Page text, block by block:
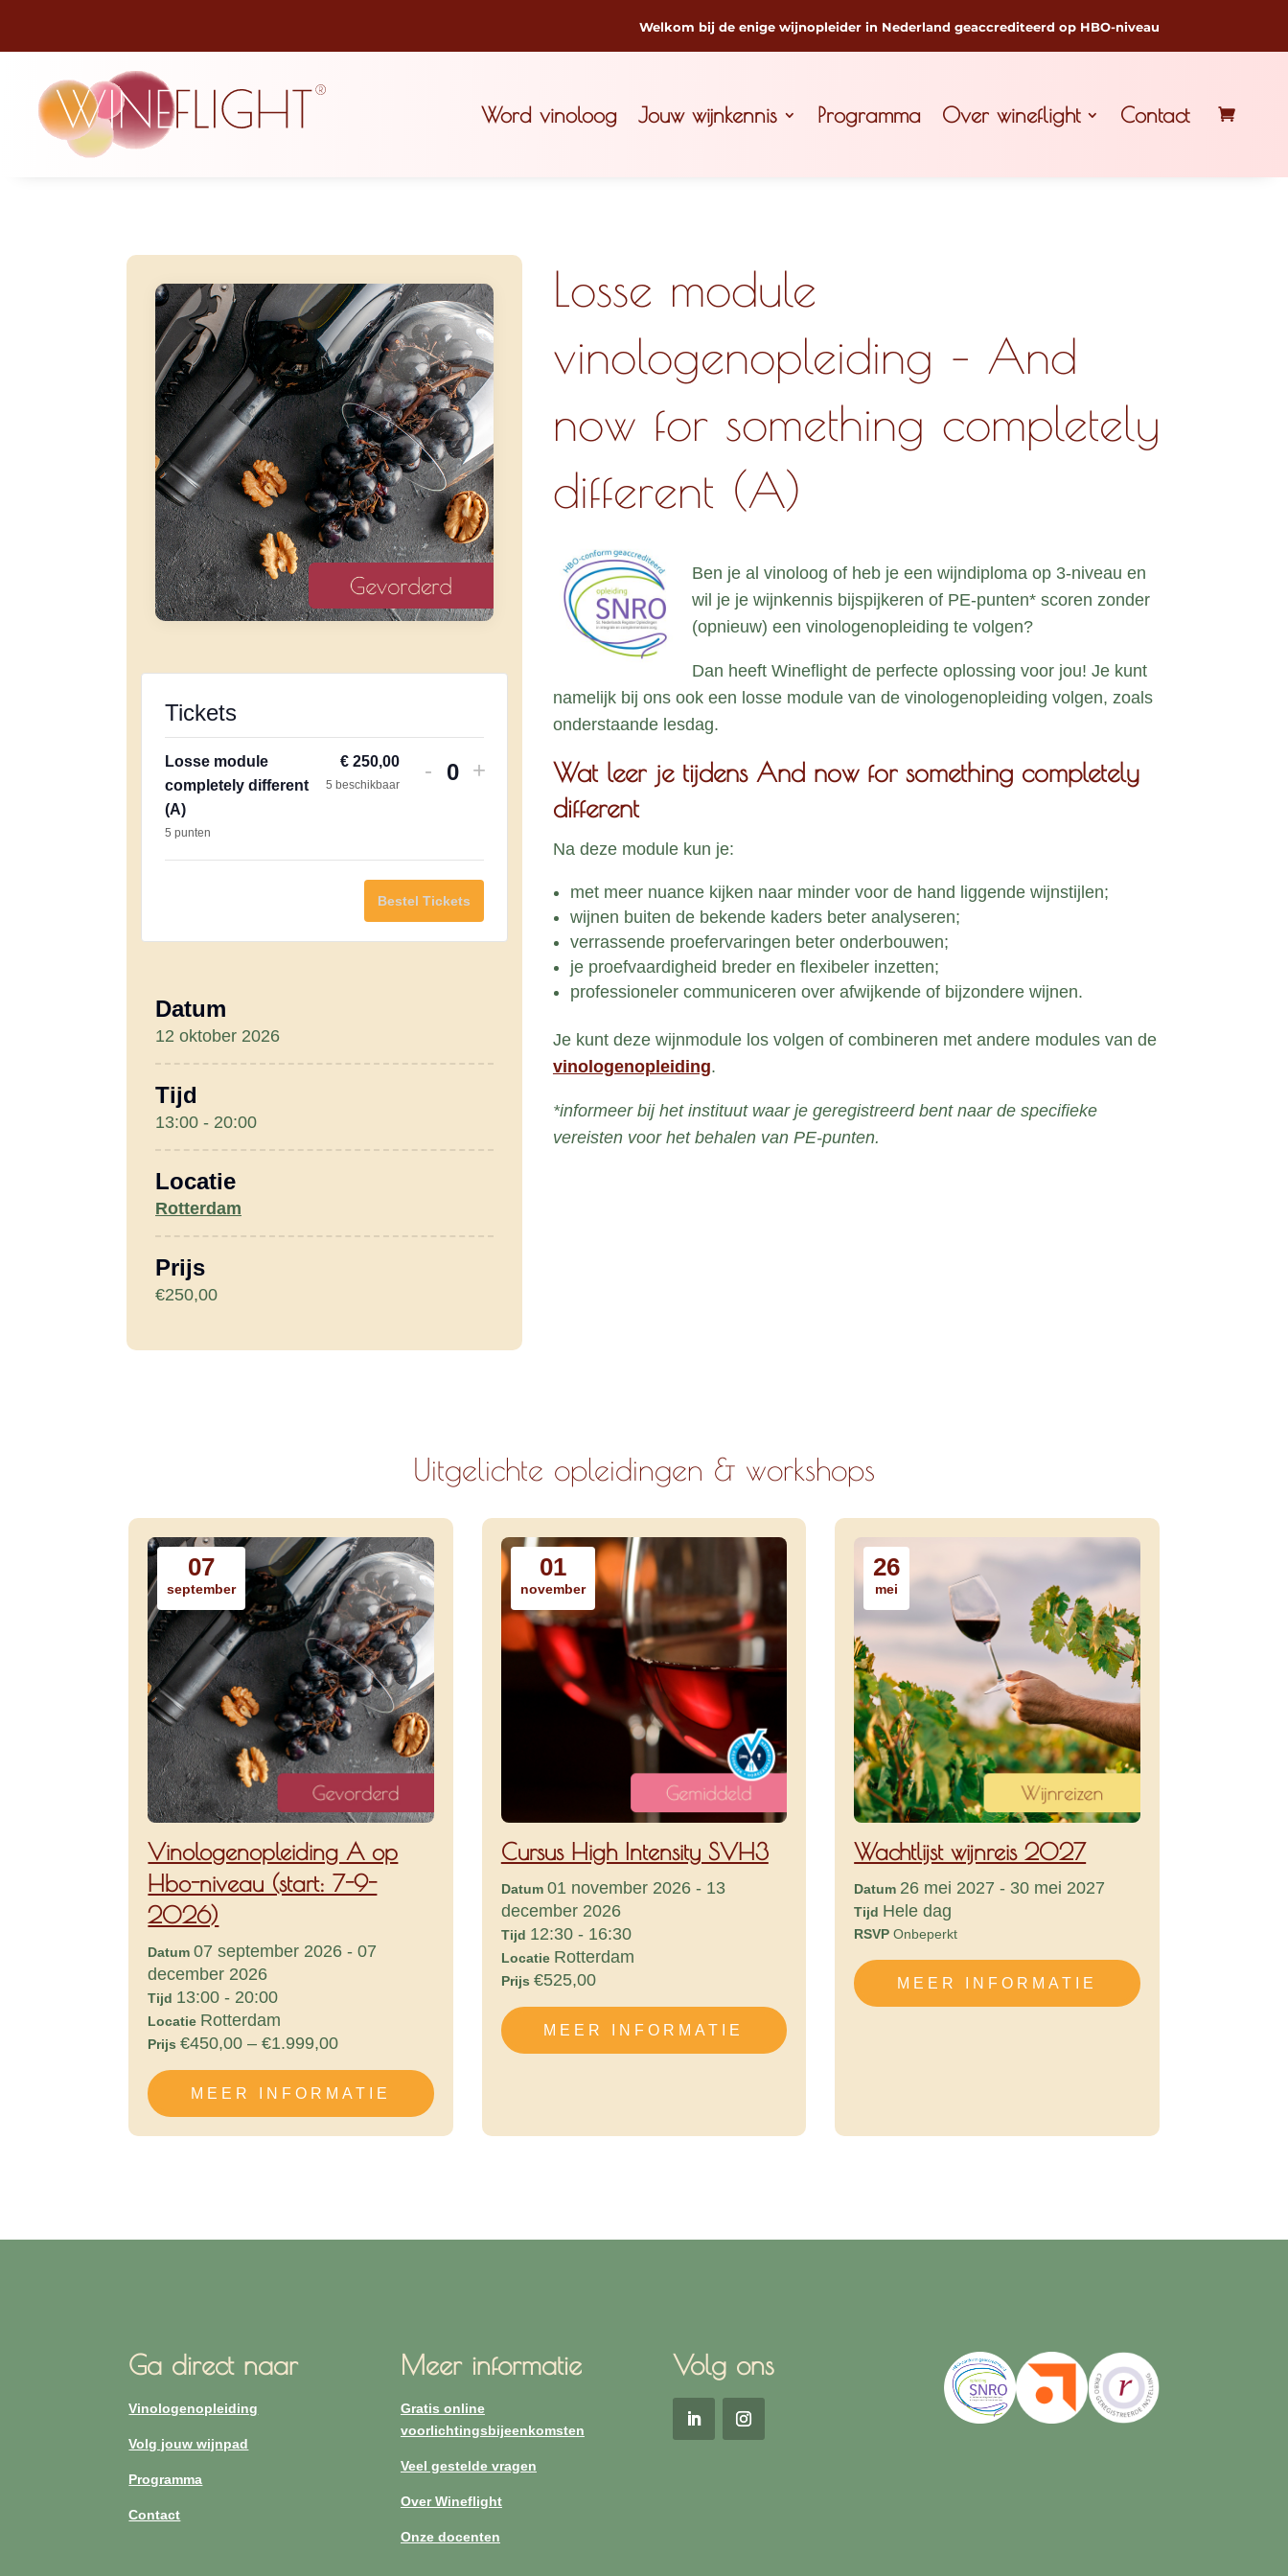
Welkom bij de enige wijnopleider in Nederland geaccrediteerd op HBO-niveau
Word vinoloog Jouw wijnkennis Programma Over wineflight Contact
Tickets
Losse module
completely different
(A)
5 punten
€ 250,00
5 beschikbaar
Verhoog
Losse
module
completely
-
H
v
e
e
Verhoog
Losse
completely
+
Bestel Tickets
Datum
12 oktober 2026
Tijd
13:00 - 20:00
Locatie
Rotterdam
Prijs
€250,00
Losse module
vinologenopleiding – And
now for something completely
different (A)
Ben je al vinoloog of heb je een wijndiploma op 3-niveau en
wil je je wijnkennis bijspijkeren of PE-punten* scoren zonder
(opnieuw) een vinologenopleiding te volgen?
Dan heeft Wineflight de perfecte oplossing voor jou! Je kunt
namelijk bij ons ook een losse module van de vinologenopleiding volgen, zoals
onderstaande lesdag.
Wat leer je tijdens And now for something completely
different
Na deze module kun je:
met meer nuance kijken naar minder voor de hand liggende wijnstijlen;
wijnen buiten de bekende kaders beter analyseren;
verrassende proefervaringen beter onderbouwen;
je proefvaardigheid breder en flexibeler inzetten;
professioneler communiceren over afwijkende of bijzondere wijnen.
Je kunt deze wijnmodule los volgen of combineren met andere modules van de
vinologenopleiding.
*informeer bij het instituut waar je geregistreerd bent naar de specifieke
vereisten voor het behalen van PE-punten.
Uitgelichte opleidingen & workshops
07
september
Vinologenopleiding A op
Hbo-niveau (start: 7-9-
2026)
Datum07 september 2026 - 07
december 2026
Tijd 13:00 - 20:00
Locatie Rotterdam
Prijs€450,00 – €1.999,00
MEER INFORMATIE
01
november
Cursus High Intensity SVH3
Datum 01 november 2026 - 13
december 2026
Tijd 12:30 - 16:30
Locatie Rotterdam
Prijs €525,00
MEER INFORMATIE
26
mei
Wachtlijst wijnreis 2027
Datum 26 mei 2027 - 30 mei 2027
Tijd Hele dag
RSVPOnbeperkt
MEER INFORMATIE
Ga direct naar
Vinologenopleiding
Volg jouw wijnpad
Programma
Contact
Meer informatie
Gratis online
voorlichtingsbijeenkomsten
Veel gestelde vragen
Over Wineflight
Onze docenten
Volg ons